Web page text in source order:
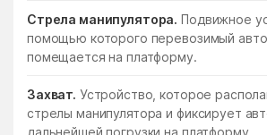
Стрела манипулятора. Подвижное
помощью которого перевозимый
помещается на платформу.
Захват. Устройство, которое
стрелы манипулятора и фиксирует